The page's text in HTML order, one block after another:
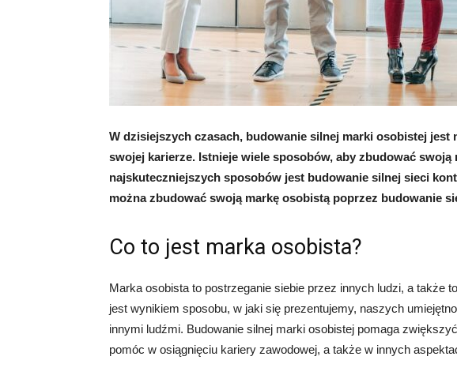
W dzisiejszych czasach, budowanie silnej marki osobistej jest
swojej karierze. Istnieje wiele sposobów, aby zbudować swoją
najskuteczniejszych sposobów jest budowanie silnej sieci
można zbudować swoją markę osobistą poprzez budowanie
Co to jest marka osobista?
Marka osobista to postrzeganie siebie przez innych ludzi, a także
jest wynikiem sposobu, w jaki się prezentujemy, naszych
innymi ludźmi. Budowanie silnej marki osobistej pomaga
pomóc w osiągnięciu kariery zawodowej, a także w innych